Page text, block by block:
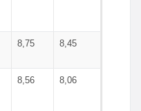
8,75 8,45
8,56 8,06